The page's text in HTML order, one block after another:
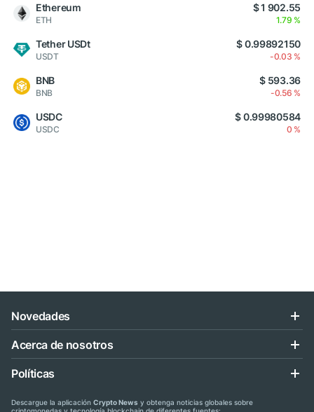
Ethereum
ETH
$ 1 902.55
1.79 %
Tether USDt
USDT
$ 0.99892150
-0.03 %
BNB
BNB
$ 593.36
-0.56 %
USDC
USDC
$ 0.99980584
0 %
Novedades
Acerca de nosotros
Políticas
Descargue la aplicación Crypto News y obtenga noticias globales sobre